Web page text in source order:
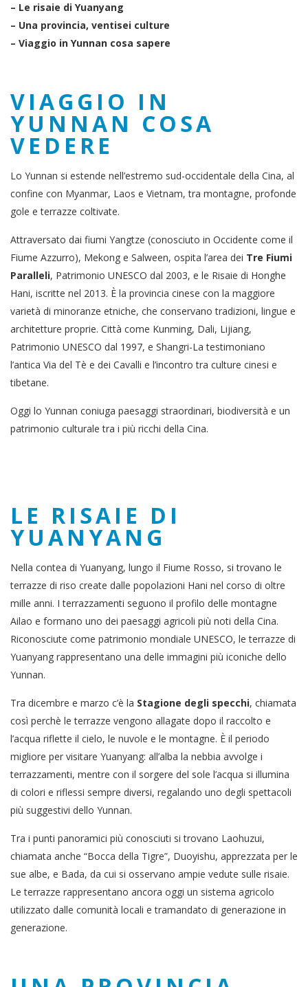
– Le risaie di Yuanyang
– Una provincia, ventisei culture
– Viaggio in Yunnan cosa sapere
VIAGGIO IN
YUNNAN COSA
VEDERE
Lo Yunnan si estende nell’estremo sud-occidentale della Cina, al
confine con Myanmar, Laos e Vietnam, tra montagne, profonde
gole e terrazze coltivate.
Attraversato dai fiumi Yangtze (conosciuto in Occidente come il
Fiume Azzurro), Mekong e Salween, ospita l’area dei Tre Fiumi
Paralleli, Patrimonio UNESCO dal 2003, e le Risaie di Honghe
Hani, iscritte nel 2013. È la provincia cinese con la maggiore
varietà di minoranze etniche, che conservano tradizioni, lingue e
architetture proprie. Città come Kunming, Dali, Lijiang,
Patrimonio UNESCO dal 1997, e Shangri-La testimoniano
l’antica Via del Tè e dei Cavalli e l’incontro tra culture cinesi e
tibetane.
Oggi lo Yunnan coniuga paesaggi straordinari, biodiversità e un
patrimonio culturale tra i più ricchi della Cina.
LE RISAIE DI
YUANYANG
Nella contea di Yuanyang, lungo il Fiume Rosso, si trovano le
terrazze di riso create dalle popolazioni Hani nel corso di oltre
mille anni. I terrazzamenti seguono il profilo delle montagne
Ailao e formano uno dei paesaggi agricoli più noti della Cina.
Riconosciute come patrimonio mondiale UNESCO, le terrazze di
Yuanyang rappresentano una delle immagini più iconiche dello
Yunnan.
Tra dicembre e marzo c’è la Stagione degli specchi, chiamata
così perchè le terrazze vengono allagate dopo il raccolto e
l’acqua riflette il cielo, le nuvole e le montagne. È il periodo
migliore per visitare Yuanyang: all’alba la nebbia avvolge i
terrazzamenti, mentre con il sorgere del sole l’acqua si illumina
di colori e riflessi sempre diversi, regalando uno degli spettacoli
più suggestivi dello Yunnan.
Tra i punti panoramici più conosciuti si trovano Laohuzui,
chiamata anche “Bocca della Tigre”, Duoyishu, apprezzata per le
sue albe, e Bada, da cui si osservano ampie vedute sulle risaie.
Le terrazze rappresentano ancora oggi un sistema agricolo
utilizzato dalle comunità locali e tramandato di generazione in
generazione.